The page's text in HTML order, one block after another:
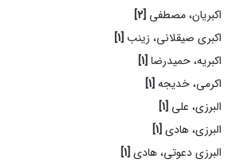
اکبریان، مصطفی [2]
اکبری صیقلانی، زینب [1]
اکبریه، حمیدرضا [1]
اکرمی، خدیجه [1]
البرزی، علی [1]
البرزی، هادی [1]
البرزی دعوتی، هادی [1]